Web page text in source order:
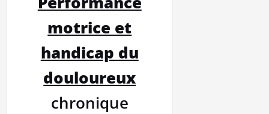
motrice et
handicap du
douloureux
chronique